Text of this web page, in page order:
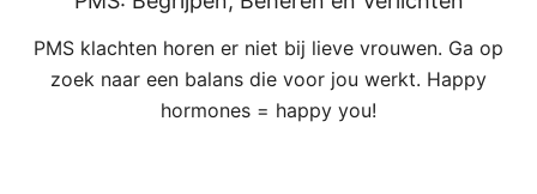
PMS klachten horen er niet bij lieve vrouwen. Ga op
zoek naar een balans die voor jou werkt. Happy
hormones = happy you!